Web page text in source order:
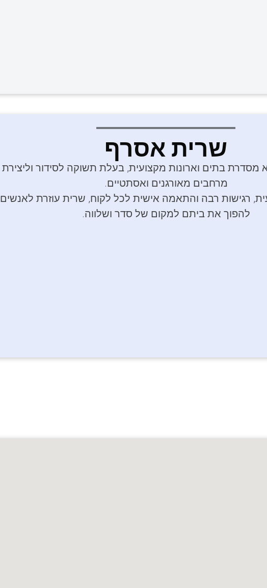
שרית אסרף
מסדרת בתים וארונות מקצועית, בעלת תשוקה לסידור וליצירת
מרחבים מאורגנים ואסתטיים.
רגישות רבה והתאמה אישית לכל לקוח, שרית עוזרת לאנשים
להפוך את ביתם למקום של סדר ושלווה.